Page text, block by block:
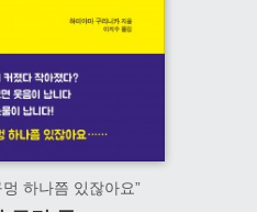
하나쯤 있잖아요”